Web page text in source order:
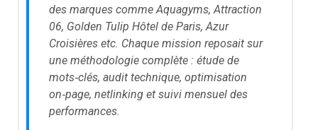
des marques comme Aquagyms, Attraction
06, Golden Tulip Hôtel de Paris, Azur
Croisières etc. Chaque mission reposait sur
une méthodologie complète : étude de
mots‑clés, audit technique, optimisation
on‑page, netlinking et suivi mensuel des
performances.